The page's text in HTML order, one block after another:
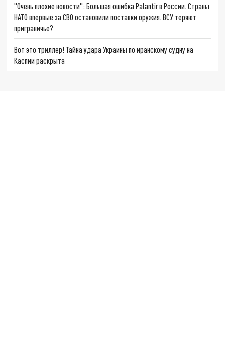
"Очень плохие новости": Большая ошибка Palantir в России. Страны
НАТО впервые за СВО остановили поставки оружия. ВСУ теряют
приграничье?
Вот это триллер! Тайна удара Украины по иранскому судну на
Каспии раскрыта